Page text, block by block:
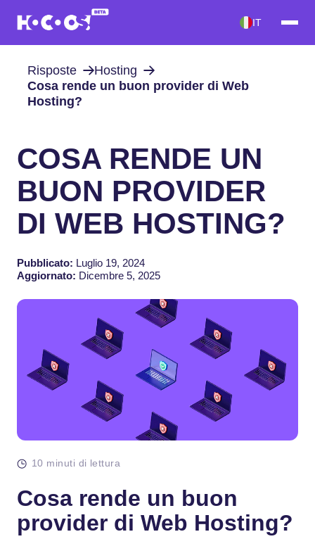
IT
Risposte
Hosting
Cosa rende un buon provider di Web
Hosting?
COSA RENDE UN
BUON PROVIDER
DI WEB HOSTING?
Pubblicato: Luglio 19, 2024
Aggiornato: Dicembre 5, 2025
10 minuti di lettura
Cosa rende un buon
provider di Web Hosting?